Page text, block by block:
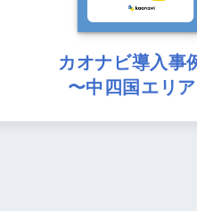
カオナビ導入事
〜中四国エリ